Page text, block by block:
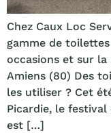
Chez Caux Loc
gamme de
occasions et sur
Amiens (80) Des
les utiliser ? Cet
Picardie, le
est […]